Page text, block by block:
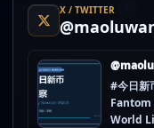
X / TWITTER
#今日新
Fantom
World